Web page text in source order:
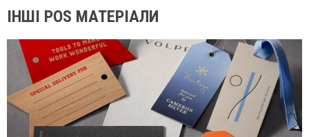
ІНШІ POS МАТЕРІАЛИ